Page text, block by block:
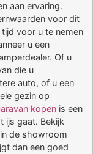
aan ervaring.
voor dit
voor u te nemen
u een
Of u
die u
auto, of u een
gezin op
kopen is een
ijs gaat. Bekijk
de showroom
dan een goed